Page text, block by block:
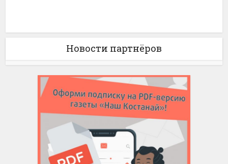
Новости партнёров